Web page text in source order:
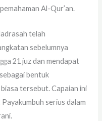
Al-Qur’an.
telah
sebelumnya
21 juz dan mendapat
bentuk
tersebut. Capaian ini
serius dalam